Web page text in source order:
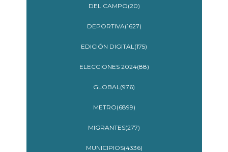
DEL CAMPO(20)
DEPORTIVA(1627)
EDICIÓN DIGITAL(175)
ELECCIONES 2024(88)
GLOBAL(976)
METRO(6899)
MIGRANTES(277)
MUNICIPIOS(4336)